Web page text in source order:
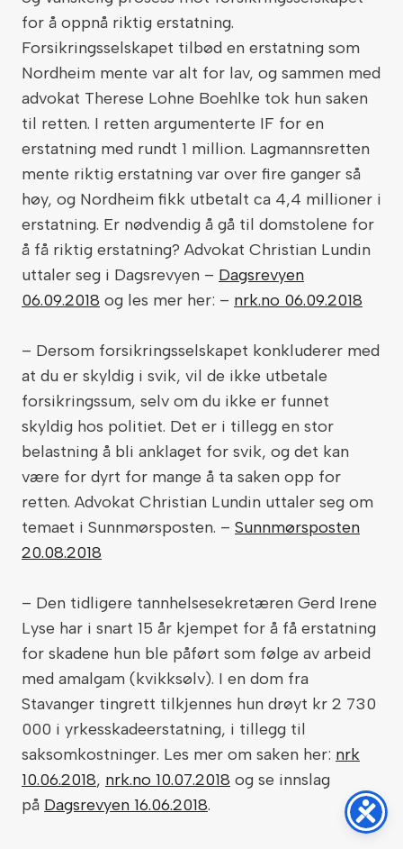
for å oppnå riktig erstatning.
Forsikringsselskapet tilbød en erstatning som
Nordheim mente var alt for lav, og sammen med
advokat Therese Lohne Boehlke tok hun saken
til retten. I retten argumenterte IF for en
erstatning med rundt 1 million. Lagmannsretten
mente riktig erstatning var over fire ganger så
høy, og Nordheim fikk utbetalt ca 4,4 millioner i
erstatning. Er nødvendig å gå til domstolene for
å få riktig erstatning? Advokat Christian Lundin
uttaler seg i Dagsrevyen – Dagsrevyen
06.09.2018 og les mer her: – nrk.no 06.09.2018
– Dersom forsikringsselskapet konkluderer med
at du er skyldig i svik, vil de ikke utbetale
forsikringssum, selv om du ikke er funnet
skyldig hos politiet. Det er i tillegg en stor
belastning å bli anklaget for svik, og det kan
være for dyrt for mange å ta saken opp for
retten. Advokat Christian Lundin uttaler seg om
temaet i Sunnmørsposten. – Sunnmørsposten
20.08.2018
– Den tidligere tannhelsesekretæren Gerd Irene
Lyse har i snart 15 år kjempet for å få erstatning
for skadene hun ble påført som følge av arbeid
med amalgam (kvikksølv). I en dom fra
Stavanger tingrett tilkjennes hun drøyt kr 2 730
000 i yrkesskadeerstatning, i tillegg til
saksomkostninger. Les mer om saken her: nrk
10.06.2018, nrk.no 10.07.2018 og se innslag
på Dagsrevyen 16.06.2018.